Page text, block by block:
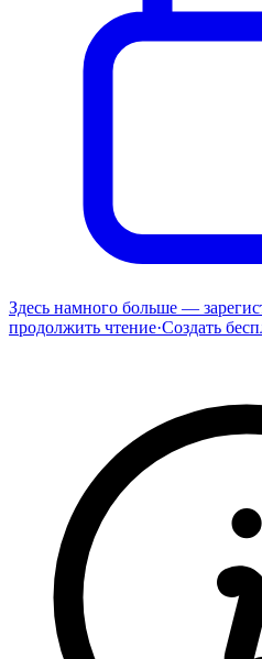
Здесь намного больше —
продолжить чтение·Создать